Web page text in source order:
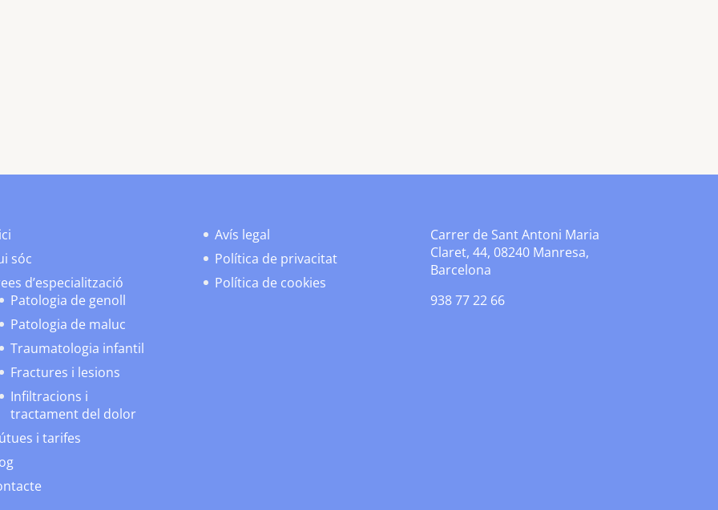
sóc
d’especialització
Patologia de genoll
Patologia de maluc
Traumatologia infantil
Fractures i lesions
Infiltracions i
tractament del dolor
i tarifes
Avís legal
Política de privacitat
Política de cookies
Carrer de Sant Antoni Maria
Claret, 44, 08240 Manresa,
Barcelona
938 77 22 66